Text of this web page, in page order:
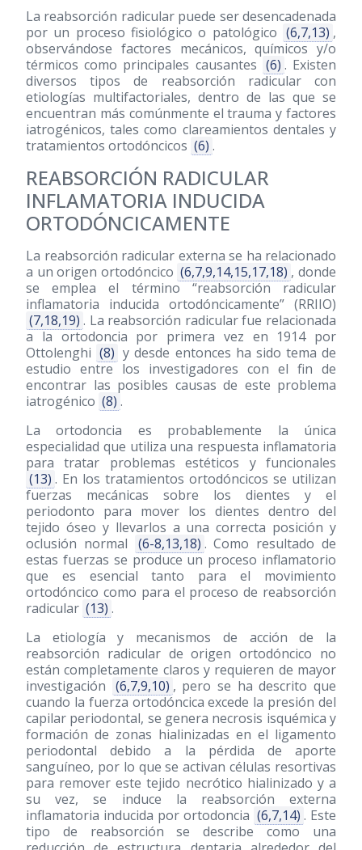
La reabsorción radicular puede ser desencadenada
por un proceso fisiológico o patológico (6,7,13) ,
observándose factores mecánicos, químicos y/o
térmicos como principales causantes (6) . Existen
diversos tipos de reabsorción radicular con
etiologías multifactoriales, dentro de las que se
encuentran más comúnmente el trauma y factores
iatrogénicos, tales como clareamientos dentales y
tratamientos ortodóncicos (6) .
REABSORCIÓN RADICULAR
INFLAMATORIA INDUCIDA
ORTODÓNCICAMENTE
La reabsorción radicular externa se ha relacionado
a un origen ortodóncico (6,7,9,14,15,17,18) , donde
se emplea el término “reabsorción radicular
inflamatoria inducida ortodóncicamente” (RRIIO)
(7,18,19) . La reabsorción radicular fue relacionada
a la ortodoncia por primera vez en 1914 por
Ottolenghi (8) y desde entonces ha sido tema de
estudio entre los investigadores con el fin de
encontrar las posibles causas de este problema
iatrogénico (8) .
La ortodoncia es probablemente la única
especialidad que utiliza una respuesta inflamatoria
para tratar problemas estéticos y funcionales
(13) . En los tratamientos ortodóncicos se utilizan
fuerzas mecánicas sobre los dientes y el
periodonto para mover los dientes dentro del
tejido óseo y llevarlos a una correcta posición y
oclusión normal
(6-8,13,18) . Como resultado de
estas fuerzas se produce un proceso inflamatorio
que es esencial tanto para el movimiento
ortodóncico como para el proceso de reabsorción
radicular (13) .
La etiología y mecanismos de acción de la
reabsorción radicular de origen ortodóncico no
están completamente claros y requieren de mayor
investigación (6,7,9,10) , pero se ha descrito que
cuando la fuerza ortodóncica excede la presión del
capilar periodontal, se genera necrosis isquémica y
formación de zonas hialinizadas en el ligamento
periodontal debido a la pérdida de aporte
sanguíneo, por lo que se activan células resortivas
para remover este tejido necrótico hialinizado y a
su vez, se induce la reabsorción externa
inflamatoria inducida por ortodoncia (6,7,14) . Este
tipo de reabsorción se describe como una